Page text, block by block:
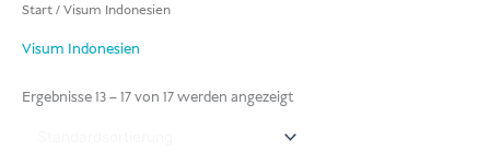
Start/Visum Indonesien
Visum Indonesien
Ergebnisse 13 – 17 von 17 werden angezeigt
mehr
Spenden